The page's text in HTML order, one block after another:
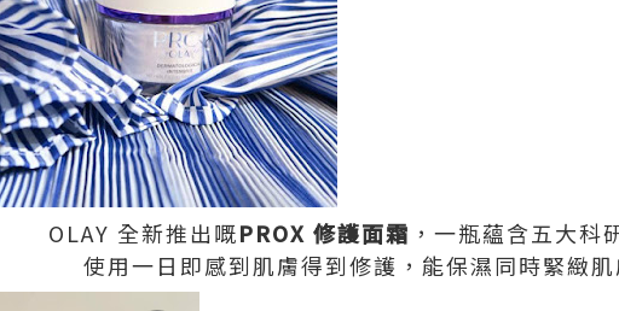
OLAY 全新推出嘅PROX 修護面霜 ，一瓶蘊含五大科
使用一日即感到肌膚得到修護，能保濕同時緊緻肌